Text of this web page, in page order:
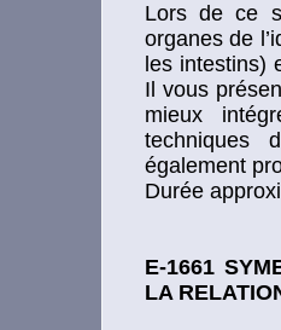
Lors de ce
organes de
les intestins)
Il vous
mieux
techniques
également
Durée
E-1661
LA